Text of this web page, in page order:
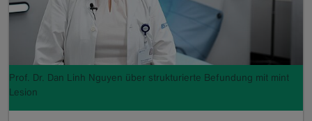
Prof. Dr. Dan Linh Nguyen über strukturierte Befundung mit mint
Lesion